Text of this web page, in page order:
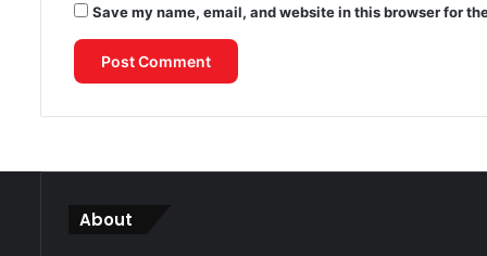
Save my name, email, and website in this browser for
About